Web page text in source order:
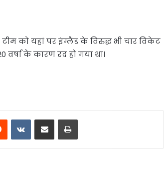
को यहां पर इंग्लैंड के विरुद्ध भी चार विकेट
वर्षा के कारण रद हो गया था।
Reddit VKontakte
Share via Email Print